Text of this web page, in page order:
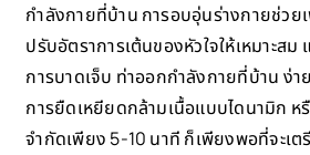
กำลังกายที่บ้าน การอบอุ่นร่างกายช่วย
ปรับอัตราการเต้นของหัวใจให้เหมาะสม
การบาดเจ็บ ท่าออกกำลังกายที่บ้าน ง่า
การยืดเหยียดกล้ามเนื้อแบบไดนามิก หรื
จำกัดเพียง 5-10 นาที ก็เพียงพอที่จะเ